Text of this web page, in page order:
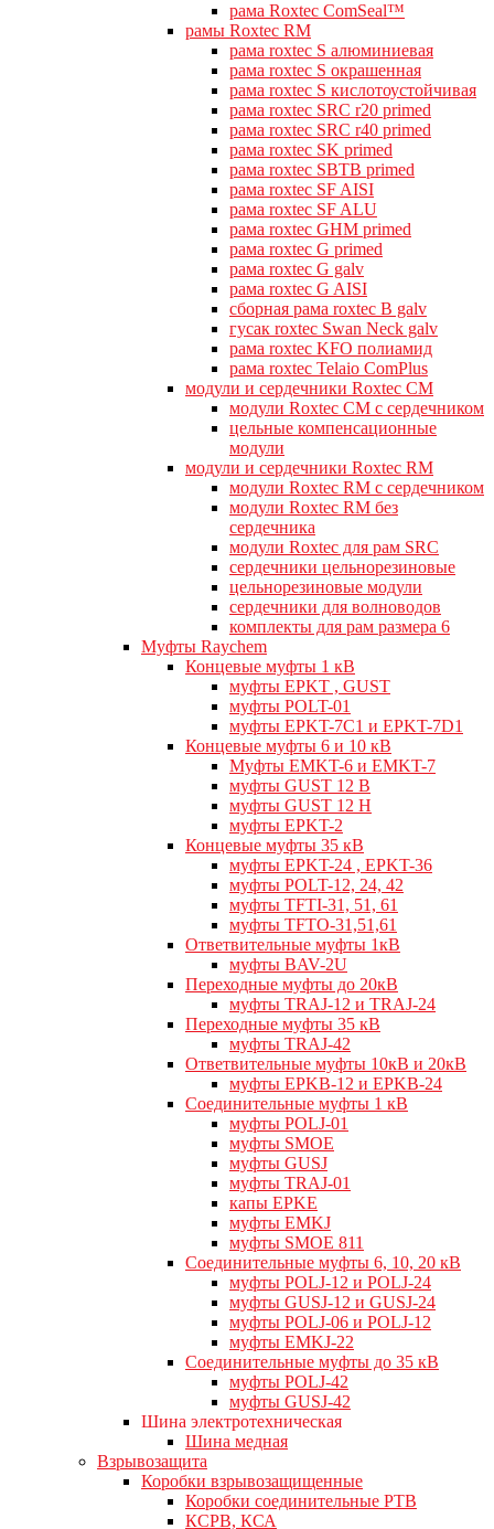
рама Roxtec ComSeal™
рамы Roxtec RM
рама roxtec S алюминиевая
рама roxtec S окрашенная
рама roxtec S кислотоустойчивая
рама roxtec SRC r20 primed
рама roxtec SRC r40 primed
рама roxtec SK primed
рама roxtec SBTB primed
рама roxtec SF AISI
рама roxtec SF ALU
рама roxtec GHM primed
рама roxtec G primed
рама roxtec G galv
рама roxtec G AISI
сборная рама roxtec B galv
гусак roxtec Swan Neck galv
рама roxtec KFO полиамид
рама roxtec Telaio ComPlus
модули и сердечники Roxtec CM
модули Roxtec CM с сердечником
цельные компенсационные
модули
модули и сердечники Roxtec RM
модули Roxtec RM с сердечником
модули Roxtec RM без
сердечника
модули Roxtec для рам SRC
сердечники цельнорезиновые
цельнорезиновые модули
сердечники для волноводов
комплекты для рам размера 6
Муфты Raychem
Концевые муфты 1 кВ
муфты EPKT , GUST
муфты POLT-01
муфты EPKT-7C1 и EPKT-7D1
Концевые муфты 6 и 10 кВ
Муфты EMKT-6 и EMKT-7
муфты GUST 12 В
муфты GUST 12 Н
муфты EPKT-2
Концевые муфты 35 кВ
муфты EPKT-24 , EPKT-36
муфты POLT-12, 24, 42
муфты TFTI-31, 51, 61
муфты TFTO-31,51,61
Ответвительные муфты 1кВ
муфты BAV-2U
Переходные муфты до 20кВ
муфты TRAJ-12 и TRAJ-24
Переходные муфты 35 кВ
муфты TRAJ-42
Ответвительные муфты 10кВ и 20кВ
муфты EPKB-12 и EPKB-24
Cоединительные муфты 1 кВ
муфты POLJ-01
муфты SMOE
муфты GUSJ
муфты TRAJ-01
капы EPKE
муфты EMKJ
муфты SMOE 811
Соединительные муфты 6, 10, 20 кВ
муфты POLJ-12 и POLJ-24
муфты GUSJ-12 и GUSJ-24
муфты POLJ-06 и POLJ-12
муфты EMKJ-22
Соединительные муфты до 35 кВ
муфты POLJ-42
муфты GUSJ-42
Шина электротехническая
Шина медная
Взрывозащита
Коробки взрывозащищенные
Коробки соединительные РТВ
КСРВ, КСА